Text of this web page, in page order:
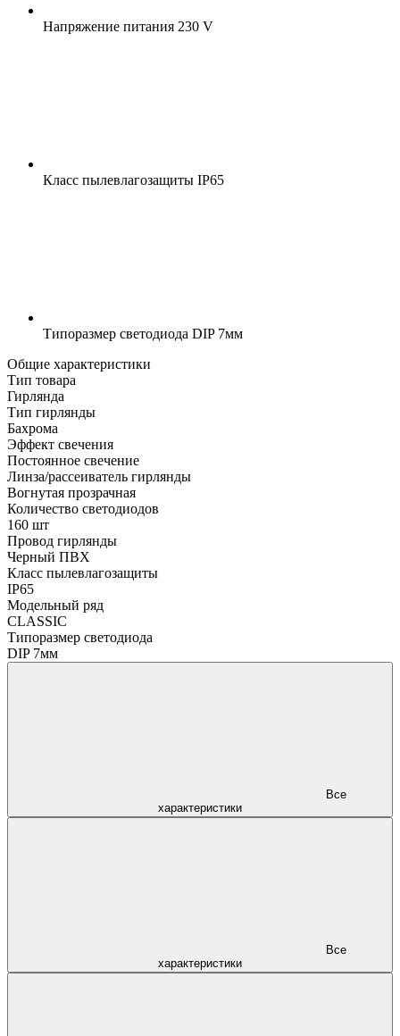
Напряжение питания 230 V
Класс пылевлагозащиты IP65
Типоразмер светодиода DIP 7мм
Общие характеристики
Тип товара
Гирлянда
Тип гирлянды
Бахрома
Эффект свечения
Постоянное свечение
Линза/рассеиватель гирлянды
Вогнутая прозрачная
Количество светодиодов
160 шт
Провод гирлянды
Черный ПВХ
Класс пылевлагозащиты
IP65
Модельный ряд
CLASSIC
Типоразмер светодиода
DIP 7мм
характеристики
характеристики